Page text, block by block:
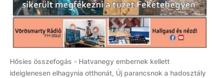
Hősies összefogás - Hatvanegy embernek kellett
ideiglenesen elhagynia otthonát, Új parancsnok a hadosztály